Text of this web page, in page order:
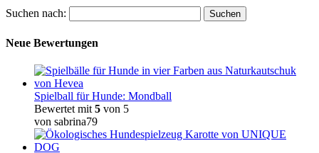
Suchen nach:
Neue Bewertungen
Spielball für Hunde: Mondball
Bewertet mit 5 von 5
von sabrina79